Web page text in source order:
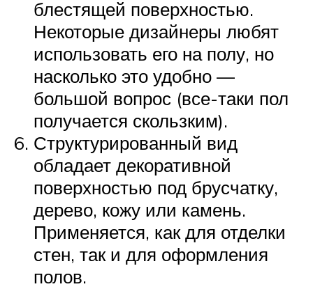
блестящей поверхностью.
Некоторые дизайнеры любят
использовать его на полу, но
насколько это удобно —
большой вопрос (все-таки пол
получается скользким).
Структурированный вид
обладает декоративной
поверхностью под брусчатку,
дерево, кожу или камень.
Применяется, как для отделки
стен, так и для оформления
полов.